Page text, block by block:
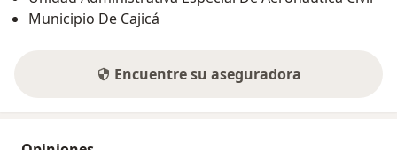
Municipio De Cajicá
Encuentre su aseguradora